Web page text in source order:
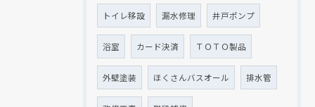
トイレ移設 漏水修理 井戸ポンプ
浴室 カード決済 ＴＯＴＯ製品
外壁塗装 ほくさんバスオール 排水管